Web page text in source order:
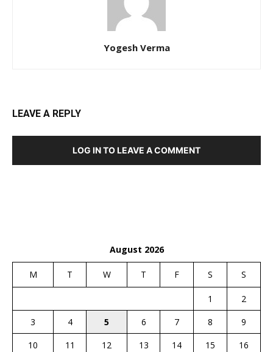
Yogesh Verma
LEAVE A REPLY
LOG IN TO LEAVE A COMMENT
August 2026
M T W T F S S
1
2
3
4 5 6 7 8
9
10
11 12 13 14 15
16